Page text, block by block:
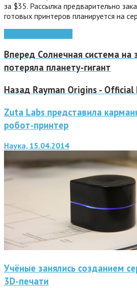
за $35. Рассылка предварительно
готовых принтеров планируется на
Вперед Солнечная система на
потеряла планету-гигант
Назад Rayman Origins -
Zuta Labs представила
робот-принтер
Наука, 15.04.2014
Учёные занялись созданием
3D-печати